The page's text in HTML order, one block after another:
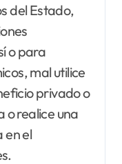
del Estado,
o para
mal utilice
privado o
realice una
en el